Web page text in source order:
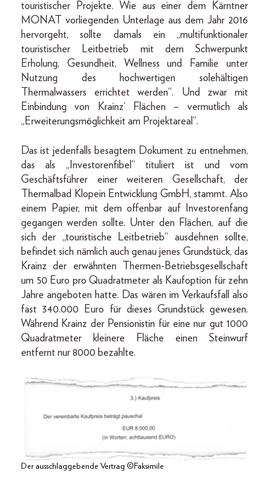
touristischer Projekte. Wie aus einer dem Kärntner
MONAT vorliegenden Unterlage aus dem Jahr 2016
hervorgeht, sollte damals ein „multifunktionaler
touristischer Leitbetrieb mit dem Schwerpunkt
Erholung, Gesundheit, Wellness und Familie unter
Nutzung des hochwertigen solehältigen
Thermalwassers errichtet werden“. Und zwar mit
Einbindung von Krainz‘ Flächen – vermutlich als
„Erweiterungsmöglichkeit am Projektareal“.
Das ist jedenfalls besagtem Dokument zu entnehmen,
das als „Investorenfibel“ tituliert ist und vom
Geschäftsführer einer weiteren Gesellschaft, der
Thermalbad Klopein Entwicklung GmbH, stammt. Also
einem Papier, mit dem offenbar auf Investorenfang
gegangen werden sollte. Unter den Flächen, auf die
sich der „touristische Leitbetrieb“ ausdehnen sollte,
befindet sich nämlich auch genau jenes Grundstück, das
Krainz der erwähnten Thermen-Betriebsgesellschaft
um 50 Euro pro Quadratmeter als Kaufoption für zehn
Jahre angeboten hatte. Das wären im Verkaufsfall also
fast 340.000 Euro für dieses Grundstück gewesen.
Während Krainz der Pensionistin für eine nur gut 1000
Quadratmeter kleinere Fläche einen Steinwurf
entfernt nur 8000 bezahlte.
Der ausschlaggebende Vertrag ©Faksimile